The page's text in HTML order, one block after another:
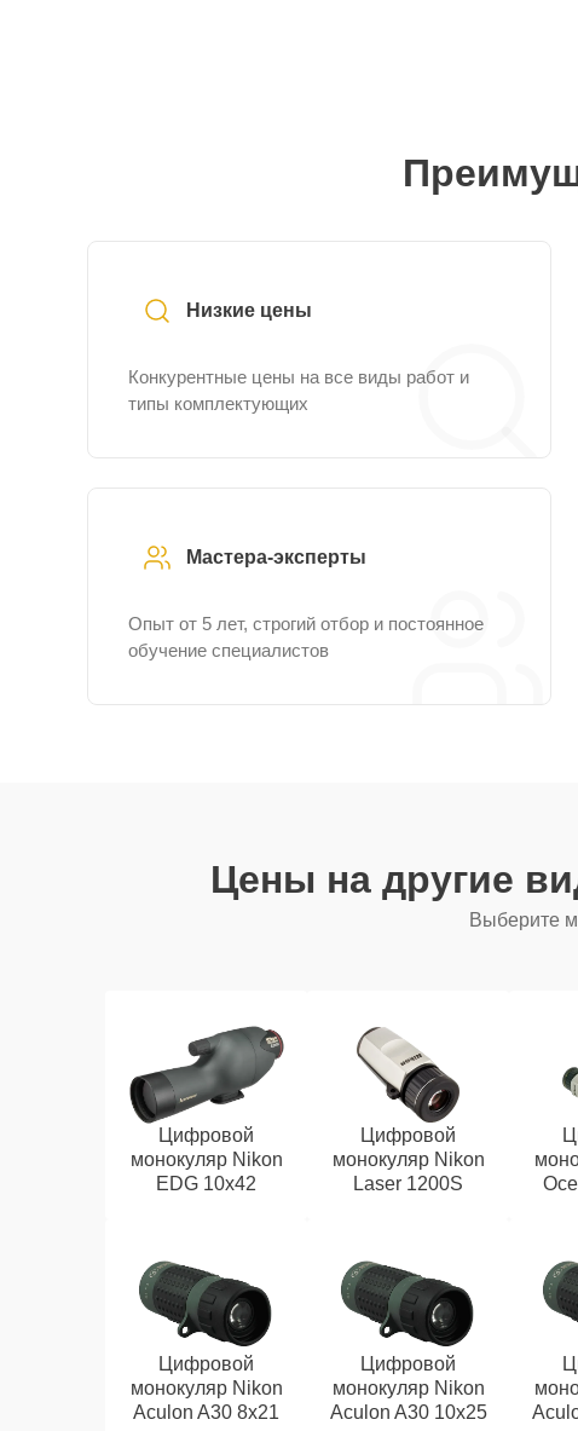
Низкие цены
Конкурентные цены на все виды работ и
типы комплектующих
Мастера-эксперты
Опыт от 5 лет, строгий отбор и постоянное
обучение специалистов
Цены на другие
Выберите
Цифровой
монокуляр Nikon
EDG 10x42
Цифровой
монокуляр Nikon
Laser 1200S
Цифровой
монокуляр Nikon
Aculon A30 8x21
Цифровой
монокуляр Nikon
Aculon A30 10x25